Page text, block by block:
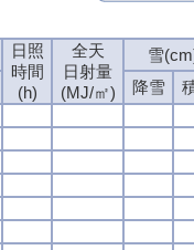
日照
時間
(h)
全天
日射量
(MJ/㎡)
雪
降雪
日照
時間
(h)
全天
日射量
(MJ/㎡)
雪
降雪
日照
時間
(h)
全天
日射量
(MJ/㎡)
雪
降雪
日照
時間
(h)
全天
日射量
(MJ/㎡)
雪
降雪